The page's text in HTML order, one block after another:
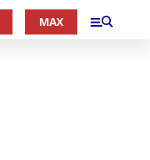
MAX